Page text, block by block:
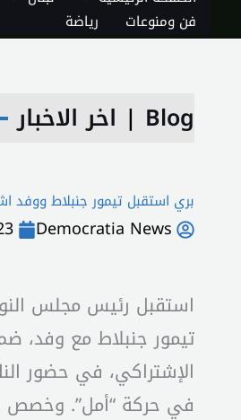
فن ومنوعات
رياضة
Blog
| اخر الاخبار
بري استقبل تيمور جنبلاط ووفد
Democratia News
استقبل رئيس مجلس
تيمور جنبلاط مع وفد،
الإشتراكي، في حضور
في حركة “أمل”. وخصص